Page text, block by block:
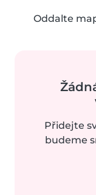
Oddalte
Přidejte
budeme